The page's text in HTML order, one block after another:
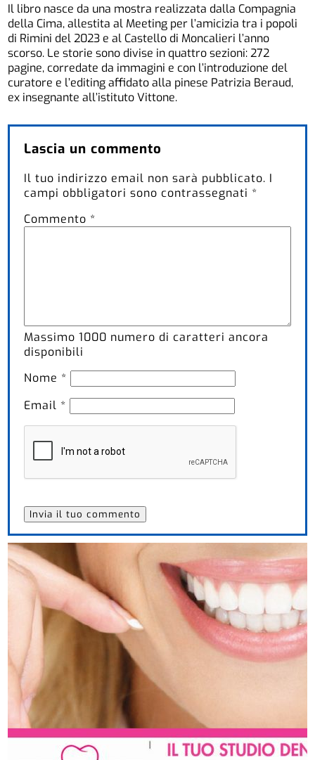
Il libro nasce da una mostra realizzata dalla Compagnia
della Cima, allestita al Meeting per l’amicizia tra i popoli
di Rimini del 2023 e al Castello di Moncalieri l’anno
scorso. Le storie sono divise in quattro sezioni: 272
pagine, corredate da immagini e con l’introduzione del
curatore e l’editing affidato alla pinese Patrizia Beraud,
ex insegnante all’istituto Vittone.
Lascia un commento
Il tuo indirizzo email non sarà pubblicato. I
campi obbligatori sono contrassegnati *
Commento *
Massimo1000 numero di caratteri ancora
disponibili
Nome *
Email *